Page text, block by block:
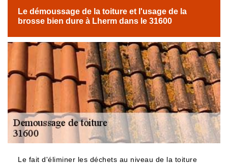
Le démoussage de la toiture et l'usage de la
brosse bien dure à Lherm dans le 31600
Le fait d'éliminer les déchets au niveau de la toiture